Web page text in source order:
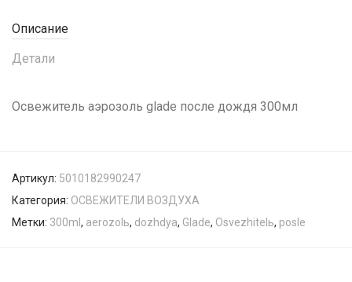
Описание
Детали
Освежитель аэрозоль glade после дождя 300мл
Артикул: 5010182990247
Категория: ОСВЕЖИТЕЛИ ВОЗДУХА
Метки: 300ml , aerozolь, dozhdya, Glade, Osvezhitelь, posle